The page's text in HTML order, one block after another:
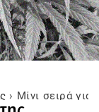
› Μίνι σειρά για